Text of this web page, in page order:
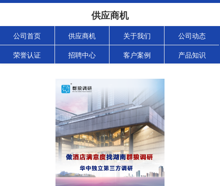
供应商机
公司首页 供应商机 关于我们 公司动态
荣誉认证 招聘中心 客户案例 产品知识